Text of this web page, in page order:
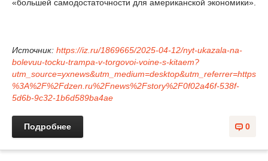
«большей самодостаточности для американской экономики».
Источник: https://iz.ru/1869665/2025-04-12/nyt-ukazala-na-
bolevuu-tocku-trampa-v-torgovoi-voine-s-kitaem?
utm_source=yxnews&utm_medium=desktop&utm_referrer=https
%3A%2F%2Fdzen.ru%2Fnews%2Fstory%2F0f02a46f-538f-
5d6b-9c32-1b6d589ba4ae
0
Подробнее